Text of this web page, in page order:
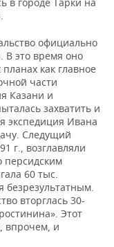
официально
В это время оно
как главное
части
Казани и
захватить и
экспедиция Ивана
Следущий
г., возглавляли
персидским
60 тыс.
безрезультатным.
вторглась 30-
Этот
впрочем, и